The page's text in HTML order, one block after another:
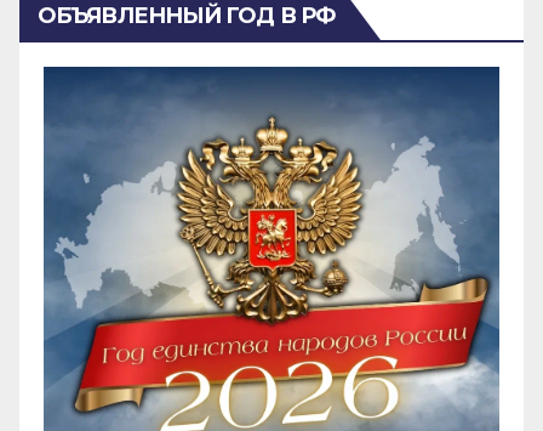
ОБЪЯВЛЕННЫЙ ГОД В РФ